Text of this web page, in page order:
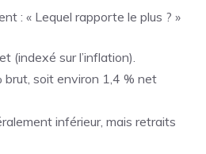
: « Lequel rapporte le plus ? »
(indexé sur l’inflation).
brut, soit environ 1,4 % net
inférieur, mais retraits